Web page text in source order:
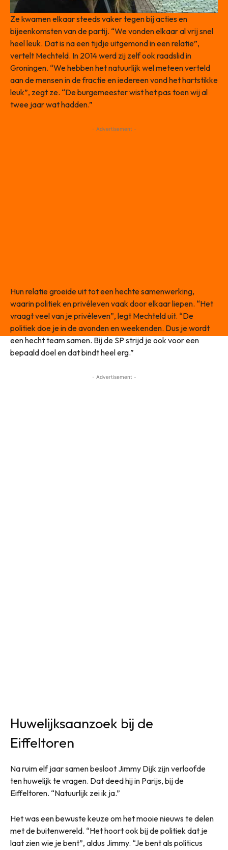
Ze kwamen elkaar steeds vaker tegen bij acties en
bijeenkomsten van de partij. “We vonden elkaar al vrij snel
heel leuk. Dat is na een tijdje uitgemond in een relatie”,
vertelt Mechteld. In 2014 werd zij zelf ook raadslid in
Groningen. “We hebben het natuurlijk wel meteen verteld
aan de mensen in de fractie en iedereen vond het hartstikke
leuk”, zegt ze. “De burgemeester wist het pas toen wij al
twee jaar wat hadden.”
- Advertisement -
Hun relatie groeide uit tot een hechte samenwerking,
waarin politiek en privéleven vaak door elkaar liepen. “Het
vraagt veel van je privéleven”, legt Mechteld uit. “De
politiek doe je in de avonden en weekenden. Dus je wordt
een hecht team samen. Bij de SP strijd je ook voor een
bepaald doel en dat bindt heel erg.”
- Advertisement -
Huwelijksaanzoek bij de
Eiffeltoren
Na ruim elf jaar samen besloot Jimmy Dijk zijn verloofde
ten huwelijk te vragen. Dat deed hij in Parijs, bij de
Eiffeltoren. “Natuurlijk zei ik ja.”
Het was een bewuste keuze om het mooie nieuws te delen
met de buitenwereld. “Het hoort ook bij de politiek dat je
laat zien wie je bent”, aldus Jimmy. “Je bent als politicus